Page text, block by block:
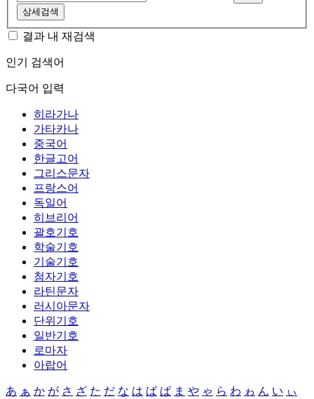
상세검색
결과 내 재검색
인기 검색어
다국어 입력
히라가나
가타카나
중국어
한글고어
그리스문자
프랑스어
독일어
히브리어
괄호기호
학술기호
기술기호
첨자기호
라틴문자
러시아문자
단위기호
일반기호
로마자
아랍어
あ ぁ か が さ ざ た だ な は ば ぱ ま や ゃ ら わ ゎ ん い ぃ